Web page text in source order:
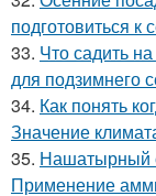
подготовиться к
33. Что садить
для подзимнего
34. Как понять
Значение
35. Нашатырный
Применение